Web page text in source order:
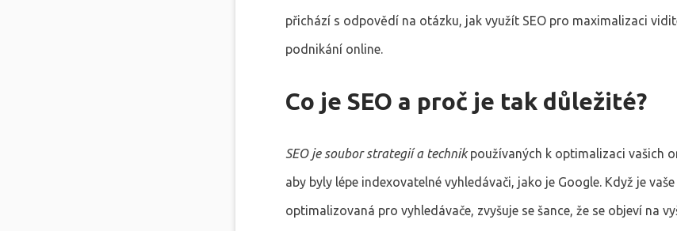
přichází s odpovědí na otázku, jak využít SEO pro maximalizaci
podnikání online.
Co je SEO a proč je tak důležité?
SEO je soubor strategií a technikpoužívaných k optimalizaci vašich
aby byly lépe indexovatelné vyhledávači, jako je Google. Když je
optimalizovaná pro vyhledávače, zvyšuje se šance, že se objeví na